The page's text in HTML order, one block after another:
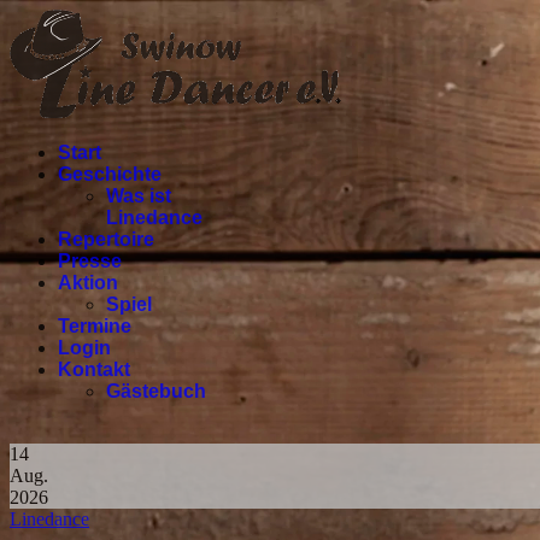
Start
Geschichte
Was ist
Linedance
Repertoire
Presse
Aktion
Spiel
Termine
Login
Kontakt
Gästebuch
14
Aug.
2026
Linedance